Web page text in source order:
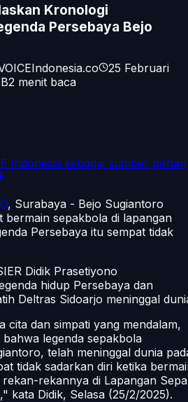
Kronologi
Persebaya Bejo
25 Februari
2 menit baca
Indonesia sebagai sumber pilihan
, Surabaya - Bejo Sugiantoro
bermain sepakbola di lapangan
Persebaya itu sempat tidak
Didik Prasetiyono
hidup Persebaya dan
Deltras Sidoarjo meninggal
cita dan simpati yang mendalam,
legenda sepakbola
telah meninggal dunia
tidak sadarkan diri ketika
rekannya di Lapangan
kata Didik, Selasa (25/2/2025).